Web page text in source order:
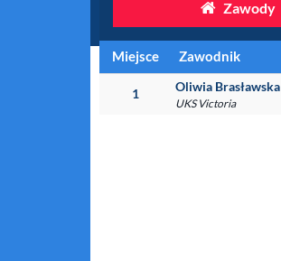
Zawody
Miejsce Zawodnik
1 Oliwia Brasławska
UKS Victoria